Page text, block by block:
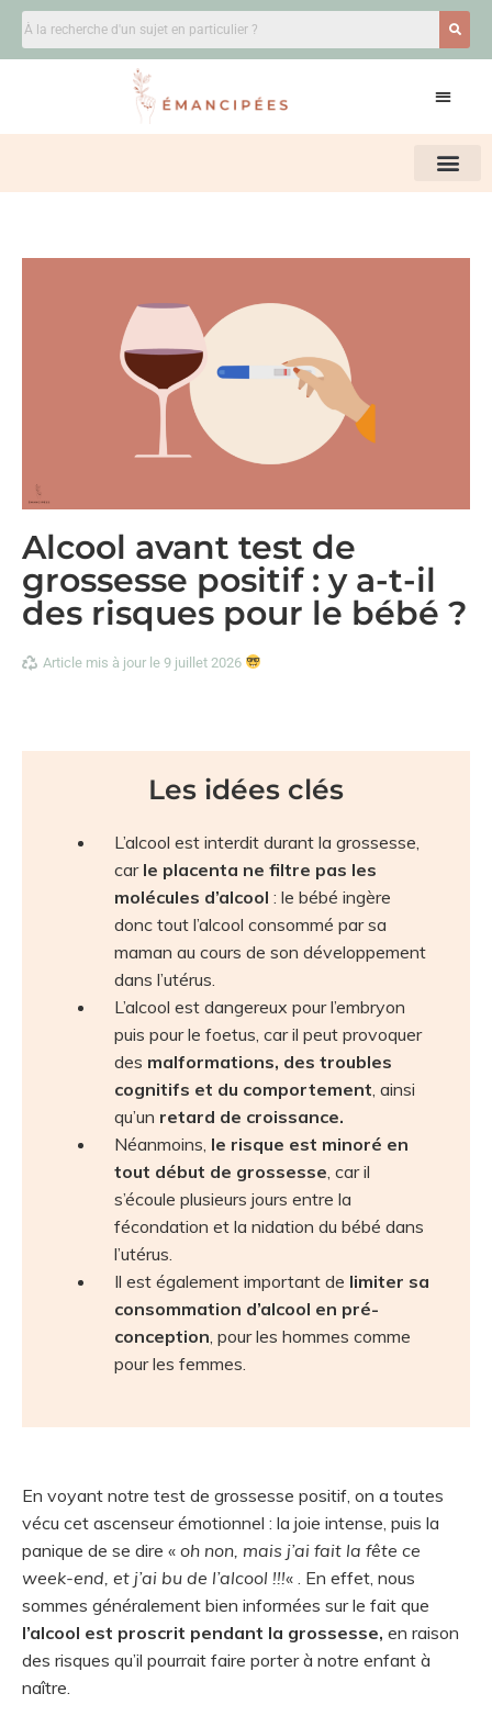
Alcool avant test de
grossesse positif : y a-t-il
des risques pour le bébé ?
Article mis à jour le 9 juillet 2026
Les idées clés
L’alcool est interdit durant la grossesse,
car le placenta ne filtre pas les
molécules d’alcool : le bébé ingère
donc tout l’alcool consommé par sa
maman au cours de son développement
dans l’utérus.
L’alcool est dangereux pour l’embryon
puis pour le foetus, car il peut provoquer
des malformations, des troubles
cognitifs et du comportement, ainsi
qu’un retard de croissance.
Néanmoins, le risque est minoré en
tout début de grossesse, car il
s’écoule plusieurs jours entre la
fécondation et la nidation du bébé dans
l’utérus.
Il est également important de limiter sa
consommation d’alcool en pré-
conception, pour les hommes comme
pour les femmes.
En voyant notre test de grossesse positif, on a toutes
vécu cet ascenseur émotionnel : la joie intense, puis la
panique de se dire « oh non, mais j’ai fait la fête ce
week-end, et j’ai bu de l’alcool !!!« . En effet, nous
sommes généralement bien informées sur le fait que
l’alcool est proscrit pendant la grossesse, en raison
des risques qu’il pourrait faire porter à notre enfant à
naître.